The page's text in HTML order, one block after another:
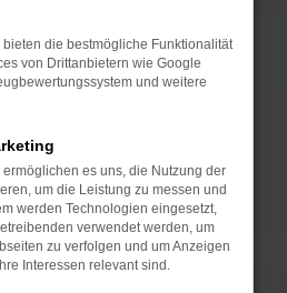
neu.
helfen, vorübergehende
dem neuesten Stand
birgt nicht nur ein
kann auch dazu
Funktionen nicht mehr
die bestmögliche Funktionalität
von Drittanbietern wie Google
und weitere
es uns, die Nutzung der
um die Leistung zu messen und
werden Technologien eingesetzt,
verwendet werden, um
zu verfolgen und um Anzeigen
Interessen relevant sind.